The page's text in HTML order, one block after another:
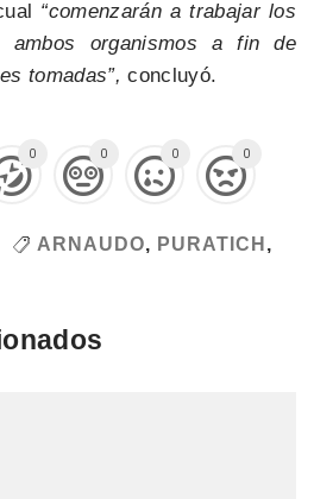
“comenzarán a trabajar los
ambos organismos a fin de
tomadas”, concluyó.
0 0 0 0
ARNAUDO, PURATICH ,